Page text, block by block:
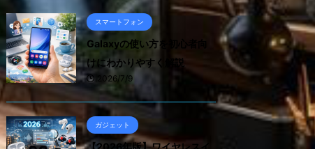
スマートフォン
Galaxyの使い方を初心者向
けにわかりやすく解説
2026/7/9
ガジェット
【2026年版】ワイヤレスイ